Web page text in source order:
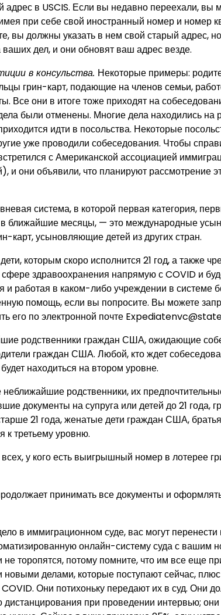
адрес в USCIS. Если вы недавно переехали, вы
при себе свой иностранный номер и номер
вы должны указать в нем свой старый адрес,
дел, и они обновят ваш адрес везде.
в консульства. Некоторые примеры:
грин-карт, подающие на членов семьи,
Все они в итоге тоже приходят на
были отменены. Многие дела находились на
идти в посольства. Некоторые
уже проводили собеседования. Чтобы
с Американской ассоциацией
и они объявили, что планируют рассмотрение
система, в которой первая категория,
в ближайшие месяцы, — это международные
карт, усыновляющие детей из других стран.
которым скоро исполнится 21 год, а также
здравоохранения напрямую с COVID и
работая в каком-либо учреждении в системе
помощь, если вы попросите. Вы можете
его по электронной почте
родственники граждан США, ожидающие
граждан США. Любой, кто ждет
находиться на втором уровне.
неближайшие родственники, их
документы на супруга или детей до 21 года,
21 года, женатые дети граждан США,
к третьему уровню.
у кого есть выигрышный номер в лотерее
принимать все документы и
в иммиграционном суде, вас могут
онлайн-систему суда с вашим
не торопятся, потому помните, что им все еще
делами, которые поступают сейчас,
Они потихоньку передают их в суд. Они
при проведении интервью; они